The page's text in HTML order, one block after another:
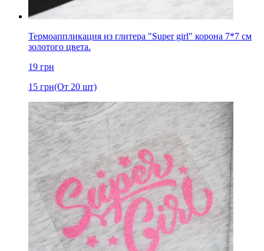
Термоаппликация из глитера "Super girl" корона 7*7 см
золотого цвета.
19 грн
15 грн(От 20 шт)